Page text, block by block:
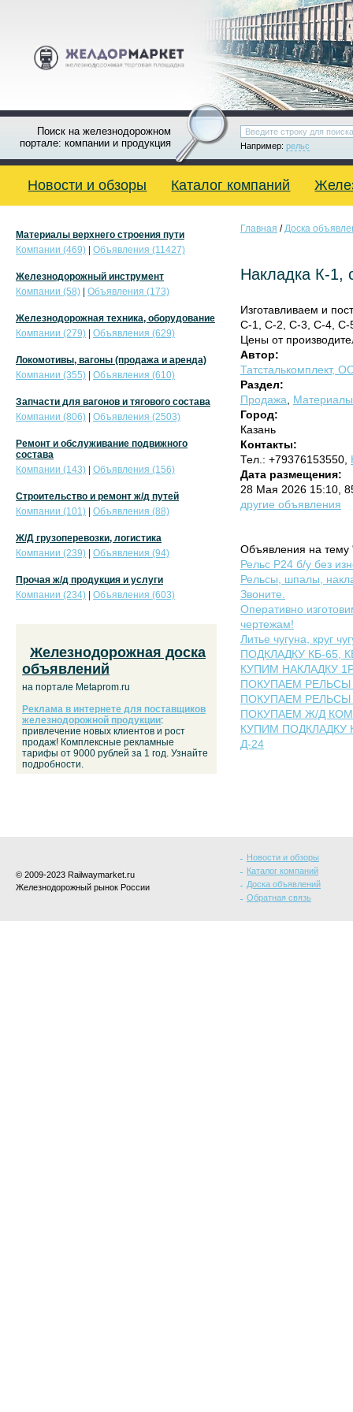
Поиск на железнодорожном
портале: компании и продукция
Например: рельс
Новости и обзоры Каталог компаний
Главная /Доска
Накладка К-1,
Изготавливаем и
С-1, С-2, С-3, С-4, С-
Цены от
Автор:
Татсталькомплект,
Раздел:
Продажа
Материалы
Город:
Казань
Контакты:
Тел.: +79376153550,
Дата размещения:
28 Мая 2026 15:10,
другие объявления
Объявления на тему
Рельс Р24 б/у без
Рельсы, шпалы,
Звоните.
Оперативно
чертежам!
Литье чугуна, круг
ПОДКЛАДКУ КБ-65,
КУПИМ НАКЛАДКУ
ПОКУПАЕМ РЕЛЬСЫ
ПОКУПАЕМ РЕЛЬСЫ
ПОКУПАЕМ Ж/Д
КУПИМ ПОДКЛАДКУ
Д-24
Материалы верхнего строения пути
Компании (469)
Объявления (11427)
Железнодорожный инструмент
Компании (58)
Объявления (173)
Железнодорожная техника, оборудование
Компании (279)
Объявления (629)
Локомотивы, вагоны (продажа и аренда)
Компании (355)
Объявления (610)
Запчасти для вагонов и тягового состава
Компании (806)
Объявления (2503)
Ремонт и обслуживание подвижного
состава
Компании (143)
Объявления (156)
Строительство и ремонт ж/д путей
Компании (101)
Объявления (88)
Ж/Д грузоперевозки, логистика
Компании (239)
Объявления (94)
Прочая ж/д продукция и услуги
Компании (234)
Объявления (603)
Железнодорожная доска
объявлений
на портале Metaprom.ru
Реклама в интернете для поставщиков
железнодорожной продукции:
привлечение новых клиентов и рост
продаж! Комплексные рекламные
тарифы от 9000 рублей за 1 год. Узнайте
подробности.
© 2009-2023 Railwaymarket.ru
Железнодорожный рынок России
Новости и обзоры
Каталог компаний
Доска объявлений
Обратная связь